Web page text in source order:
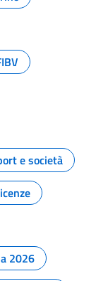
e società
2026